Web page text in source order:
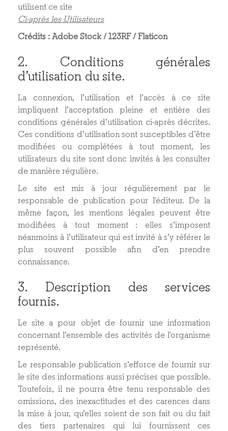
utilisent ce site
Ci-après les Utilisateurs
Crédits : Adobe Stock / 123RF / Flaticon
2. Conditions générales
d’utilisation du site.
La connexion, l’utilisation et l’accès à ce site
impliquent l’acceptation pleine et entière des
conditions générales d’utilisation ci-après décrites.
Ces conditions d’utilisation sont susceptibles d’être
modifiées ou complétées à tout moment, les
utilisateurs du site sont donc invités à les consulter
de manière régulière.
Le site est mis à jour régulièrement par le
responsable de publication pour l'éditeur. De la
même façon, les mentions légales peuvent être
modifiées à tout moment : elles s’imposent
néanmoins à l’utilisateur qui est invité à s’y référer le
plus souvent possible afin d’en prendre
connaissance.
3. Description des services
fournis.
Le site a pour objet de fournir une information
concernant l’ensemble des activités de l'organisme
représenté.
Le responsable publication s’efforce de fournir sur
le site des informations aussi précises que possible.
Toutefois, il ne pourra être tenu responsable des
omissions, des inexactitudes et des carences dans
la mise à jour, qu’elles soient de son fait ou du fait
des tiers partenaires qui lui fournissent ces